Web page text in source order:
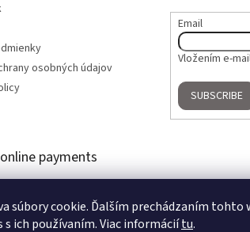
súbory cookie. Ďalším prechádzaním tohto
s ich používaním. Viac informáciítu.
osobných údajov
Email
Vložením e-
SUBSCRIBE
payments